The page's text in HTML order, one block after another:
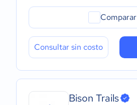
Comparar
Consultar sin costo
Bison Trails